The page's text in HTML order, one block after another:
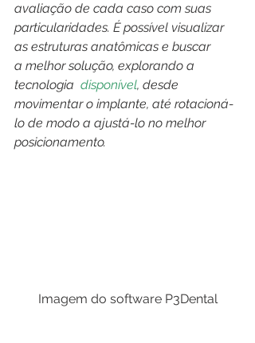
avaliação de cada caso com suas
particularidades. É possível visualizar
as estruturas anatômicas e buscar
a melhor solução, explorando a
tecnologia disponível, desde
movimentar o implante, até rotacioná-
lo de modo a ajustá-lo no melhor
posicionamento.
Imagem do software P3Dental